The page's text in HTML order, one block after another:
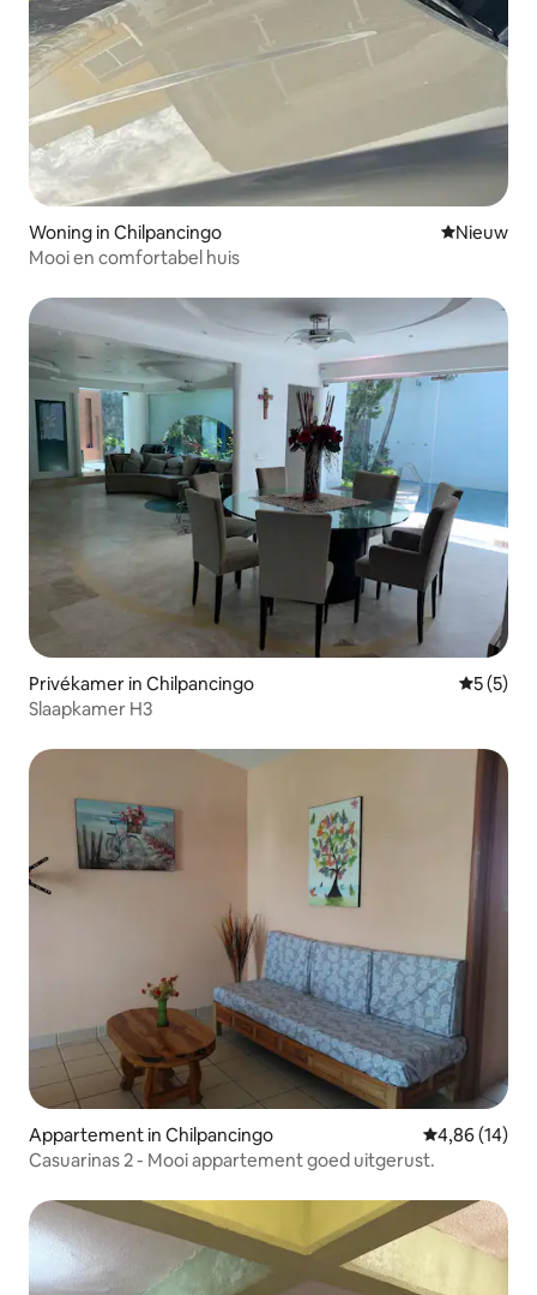
Woning in Chilpancingo Nieuwe
Nieuw
Mooi en comfortabel huis
Privékamer in Chilpancingo
5 (5)
Slaapkamer H3
Appartement in Chilpancingo Gemiddelde
4,86 (14)
Casuarinas 2 - Mooi appartement goed uitgerust.